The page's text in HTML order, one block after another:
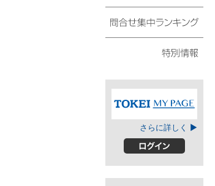
スト
TOKEIマイページ
さらに詳しく ▶